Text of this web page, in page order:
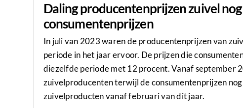
Daling producentenprijzen zuivel
consumentenprijzen
In juli van 2023 waren de producentenprijzen van
periode in het jaar ervoor. De prijzen die
diezelfde periode met 12 procent. Vanaf september
zuivelproducenten terwijl de consumentenprijzen
zuivelproducten vanaf februari van dit jaar.